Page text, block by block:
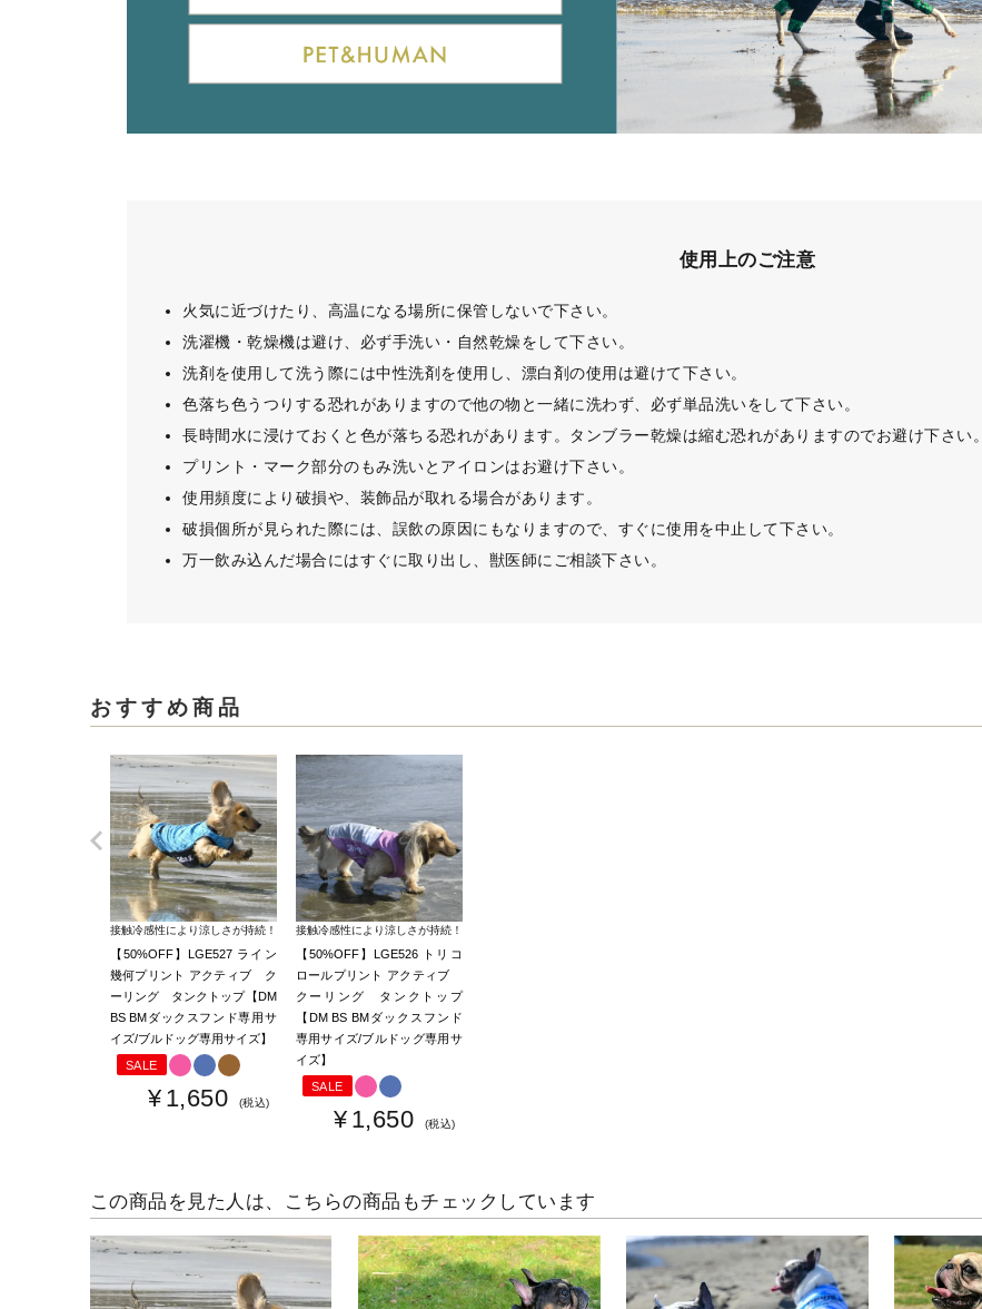
使用上のご注意
火気に近づけたり、高温になる場所に保管しないで下さい。
洗濯機・乾燥機は避け、必ず手洗い・自然乾燥をして下さい。
洗剤を使用して洗う際には中性洗剤を使用し、漂白剤の使用は避けて下さい。
色落ち色うつりする恐れがありますので他の物と一緒に洗わず、必ず単品洗いをして下さい。
長時間水に浸けておくと色が落ちる恐れがあります。タンブラー乾燥は縮む恐れがありますのでお避け下さい。
プリント・マーク部分のもみ洗いとアイロンはお避け下さい。
使用頻度により破損や、装飾品が取れる場合があります。
破損個所が見られた際には、誤飲の原因にもなりますので、すぐに使用を中止して下さい。
万一飲み込んだ場合にはすぐに取り出し、獣医師にご相談下さい。
おすすめ商品
接触冷感性により涼しさが持続！
【50%OFF】LGE527 ライン
幾何プリント アクティブ ク
ーリング タンクトップ【DM
BS BMダックスフンド専用サ
イズ/ブルドッグ専用サイズ】
SALE
¥ 1,650 税込
接触冷感性により涼しさが持続！
【50%OFF】LGE526 トリコ
ロールプリント アクティブ
クーリング タンクトップ
【DM BS BMダックスフンド
専用サイズ/ブルドッグ専用サ
イズ】
SALE
¥ 1,650 税込
この商品を見た人は、こちらの商品もチェックしています